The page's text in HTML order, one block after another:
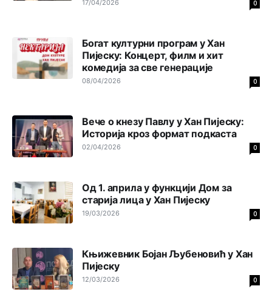
17/04/2026 0
Богат културни програм у Хан
Пијеску: Концерт, филм и хит
комедија за све генерације
08/04/2026 0
Вече о кнезу Павлу у Хан Пијеску:
Историја кроз формат подкаста
02/04/2026 0
Од 1. априла у функцији Дом за
старија лица у Хан Пијеску
19/03/2026 0
Књижевник Бојан Љубеновић у Хан
Пијеску
12/03/2026 0
ko je pobjedio... u Japanu za 2 minuta,kod nas mjesec
Анонимно2553747 9:55
Jel moguće da toliko zaostaju za nama..
Анонимно2818605 11:15
Bosni i Hercegovini ima 89.794 nepismenih osoba, što
čini 2,82% ukupnog stanovništva starijeg od 10 godina
Анонимно2818605 11:17
stopu nepismenosti u regionu.
Анонимно2818605
11:21
zapravo glasaju po nalogu političkih partija, a ne po želji
birača).
Анонимно2818605 11:28